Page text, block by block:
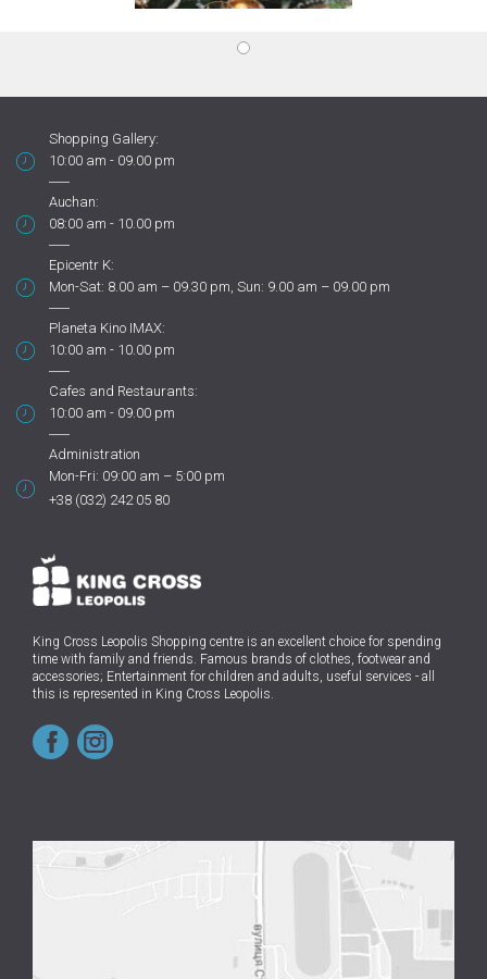
Shopping Gallery:
10:00 am - 09.00 pm
Auchan:
08:00 am - 10.00 pm
Epicentr K:
Mon-Sat: 8.00 am – 09.30 pm, Sun: 9.00 am – 09.00 pm
Planeta Kino IMAX:
10:00 am - 10.00 pm
Cafes and Restaurants:
10:00 am - 09.00 pm
Administration
Mon-Fri: 09:00 am – 5:00 pm
+38 (032) 242 05 80
King Cross Leopolis Shopping centre is an excellent choice for spending
time with family and friends. Famous brands of clothes, footwear and
accessories; Entertainment for children and adults, useful services - all
this is represented in King Cross Leopolis.